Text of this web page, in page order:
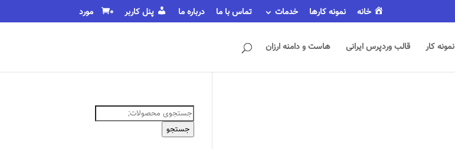
خانه نمونه کارها خدمات تماس با ما درباره ما پنل کاربر 0 مورد
نمونه کار قالب وردپرس ایرانی هاست و دامنه ارزان
جستجو
برای:
جستجو